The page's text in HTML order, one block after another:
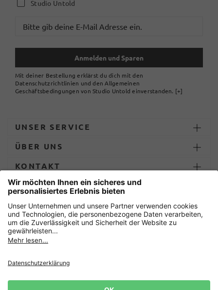
Studio Untold
Anmelden und Sparen
Mit deiner Bestellung erklärst du dich mit den
Datenschutzrichtlinien und den Allgemeinen
Geschäftsbedingungen von Studio Untold einverstanden. [+]
UNSER SERVICE
ÜBER UNS
KONTAKT
ZAHLUNG UND LIEFERUNG
Sicher einkaufen mit
Impressum